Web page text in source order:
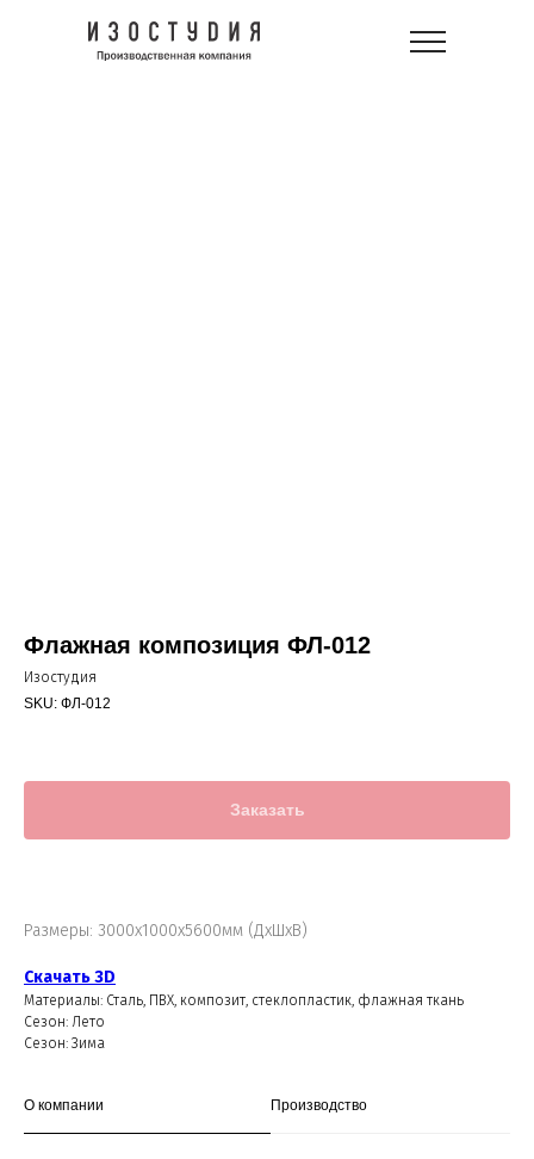
Флажная композиция ФЛ-012
Изостудия
SKU: ФЛ-012
Заказать
Размеры: 3000х1000х5600мм (ДхШхВ)
Скачать 3D
Материалы: Сталь, ПВХ, композит, стеклопластик, флажная ткань
Сезон: Лето
Сезон: Зима
О компании Производство